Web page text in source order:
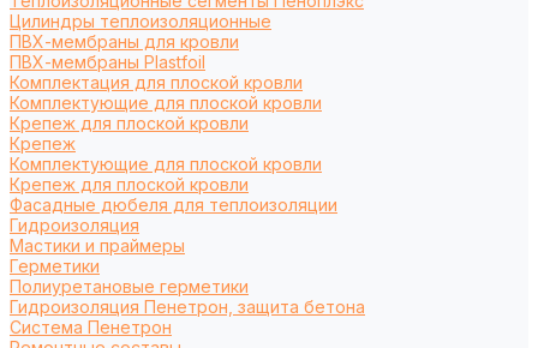
Цилиндры теплоизоляционные
ПВХ-мембраны для кровли
ПВХ-мембраны Plastfoil
Комплектация для плоской кровли
Комплектующие для плоской кровли
Крепеж для плоской кровли
Крепеж
Комплектующие для плоской кровли
Крепеж для плоской кровли
Фасадные дюбеля для теплоизоляции
Гидроизоляция
Мастики и праймеры
Герметики
Полиуретановые герметики
Гидроизоляция Пенетрон, защита бетона
Система Пенетрон